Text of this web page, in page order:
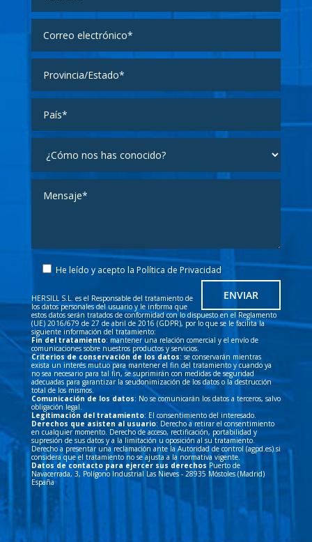
He leído y acepto la Política de Privacidad
HERSILL S.L. es el Responsable del tratamiento de
los datos personales del usuario y le informa que
estos datos serán tratados de conformidad con lo dispuesto en el Reglamento
(UE) 2016/679 de 27 de abril de 2016 (GDPR), por lo que se le facilita la
siguiente información del tratamiento:
Fin del tratamiento: mantener una relación comercial y el envío de
comunicaciones sobre nuestros productos y servicios.
Criterios de conservación de los datos: se conservarán mientras
exista un interés mutuo para mantener el fin del tratamiento y cuando ya
no sea necesario para tal fin, se suprimirán con medidas de seguridad
adecuadas para garantizar la seudonimización de los datos o la destrucción
total de los mismos.
Comunicación de los datos: No se comunicarán los datos a terceros, salvo
obligación legal.
Legitimación del tratamiento: El consentimiento del interesado.
Derechos que asisten al usuario: Derecho a retirar el consentimiento
en cualquier momento. Derecho de acceso, rectificación, portabilidad y
supresión de sus datos y a la limitación u oposición al su tratamiento.
Derecho a presentar una reclamación ante la Autoridad de control (agpd.es) si
considera que el tratamiento no se ajusta a la normativa vigente.
Datos de contacto para ejercer sus derechos Puerto de
Navacerrada, 3, Polígono Industrial Las Nieves - 28935 Móstoles (Madrid)
España